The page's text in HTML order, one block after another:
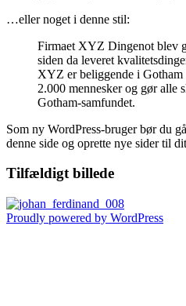
…eller noget i denne stil:
Firmaet XYZ Dingenot blev
siden da leveret
XYZ er beliggende i
2.000 mennesker og gør alle
Gotham-samfundet.
Som ny WordPress-bruger bør du
denne side og oprette nye sider til
Tilfældigt billede
Proudly powered by WordPress